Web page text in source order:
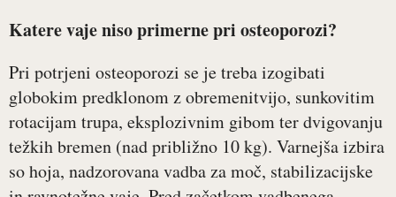
Katere vaje niso primerne pri osteoporozi?
Pri potrjeni osteoporozi se je treba izogibati
globokim predklonom z obremenitvijo, sunkovitim
rotacijam trupa, eksplozivnim gibom ter dvigovanju
težkih bremen (nad približno 10 kg). Varnejša izbira
so hoja, nadzorovana vadba za moč, stabilizacijske